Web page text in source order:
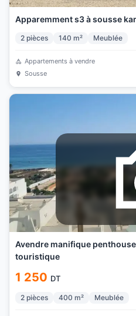
Apparemment s3 à sousse
2 pièces 140 m² Meublée
Appartements à vendre
Sousse
Avendre manifique
touristique
1 250 DT
2 pièces 400 m² Meublée